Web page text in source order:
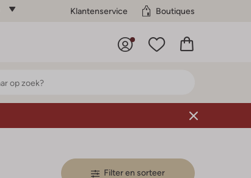
Klantenservice Boutiques
Filter en sorteer